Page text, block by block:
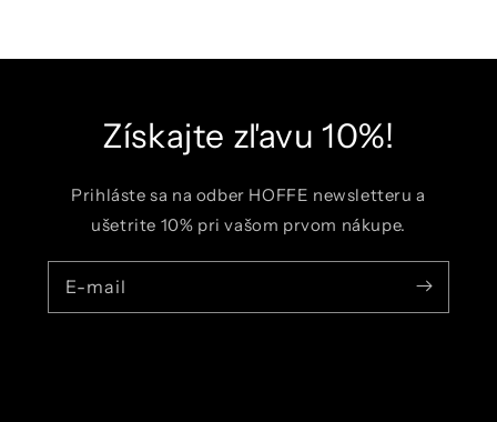
Získajte zľavu 10%!
Prihláste sa na odber HOFFE newsletteru a
ušetrite 10% pri vašom prvom nákupe.
E-mail